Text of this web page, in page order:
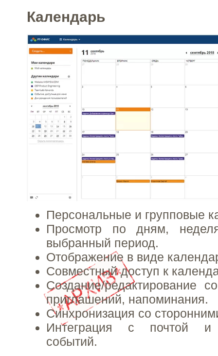
Календарь
Персональные и групповые
Просмотр по дням,
выбранный период.
Отображение в виде
Совместный доступ к
Создание/редактирование
приглашений, напоминания.
Синхронизация со
Интеграция с почтой и
событий.